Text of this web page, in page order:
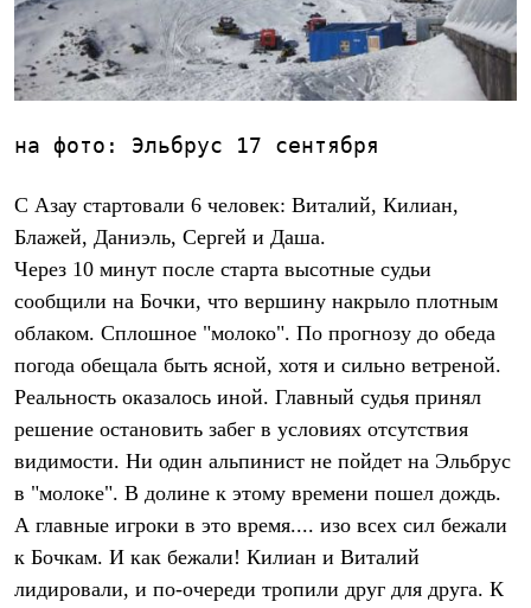
Легкое термобелье
Лёгкая одежда
Футболки
Рубашки
Толстовки
Шорты
Куртки
Брюки
Жилеты
Утепленная синтетикой
Куртки
Брюки
Куртки
Софтшелл одежда
Брюки
Лёгкая одежда
Рубашки
Футболки
Толстовки
Брюки
Теплое термобелье
на фото: Эльбрус 17 сентября
С Азау стартовали 6 человек: Виталий, Килиан,
Блажей, Даниэль, Сергей и Даша.
Через 10 минут после старта высотные судьи
сообщили на Бочки, что вершину накрыло плотным
облаком. Сплошное "молоко". По прогнозу до обеда
погода обещала быть ясной, хотя и сильно ветреной.
Реальность оказалось иной. Главный судья принял
решение остановить забег в условиях отсутствия
видимости. Ни один альпинист не пойдет на Эльбрус
в "молоке". В долине к этому времени пошел дождь.
А главные игроки в это время.... изо всех сил бежали
к Бочкам. И как бежали! Килиан и Виталий
лидировали, и по-очереди тропили друг для друга. К